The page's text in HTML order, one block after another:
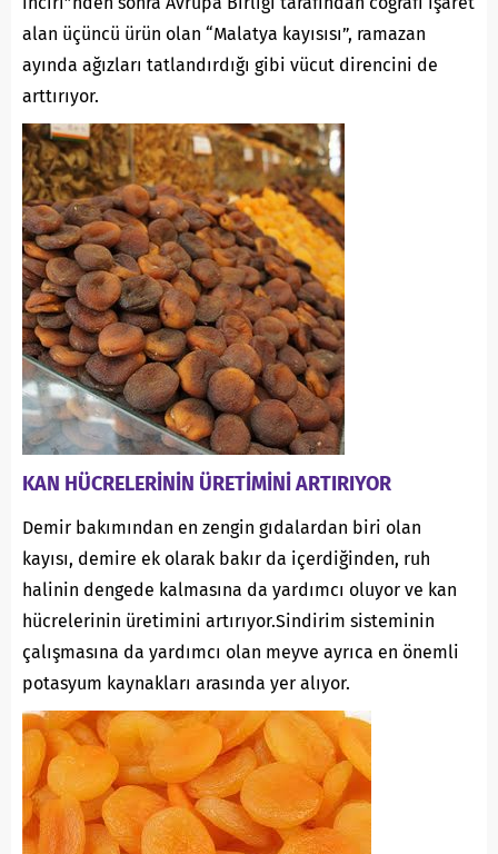
alan üçüncü ürün olan “Malatya kayısısı”, ramazan
ayında ağızları tatlandırdığı gibi vücut direncini de
arttırıyor.
KAN HÜCRELERİNİN ÜRETİMİNİ ARTIRIYOR
Demir bakımından en zengin gıdalardan biri olan
kayısı, demire ek olarak bakır da içerdiğinden, ruh
halinin dengede kalmasına da yardımcı oluyor ve kan
hücrelerinin üretimini artırıyor.Sindirim sisteminin
çalışmasına da yardımcı olan meyve ayrıca en önemli
potasyum kaynakları arasında yer alıyor.